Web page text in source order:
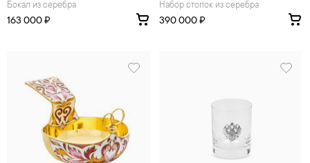
Бокал из серебра
163 000 ₽
Набор стопок из серебра
390 000 ₽